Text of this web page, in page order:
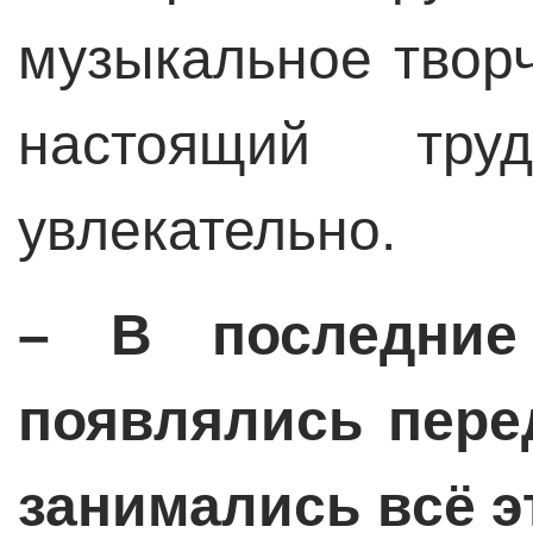
музыкальное
настоящий
увлекательно.
– В
появлялись
занимались всё